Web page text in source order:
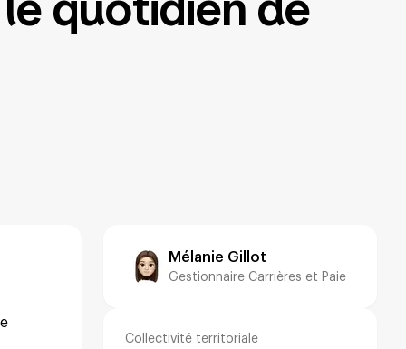
Mélanie Gillot
Gestionnaire Carrières et Paie
Collectivité territoriale